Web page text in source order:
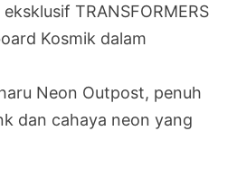
TRANSFORMERS
Kosmik dalam
Neon Outpost, penuh
dan cahaya neon yang